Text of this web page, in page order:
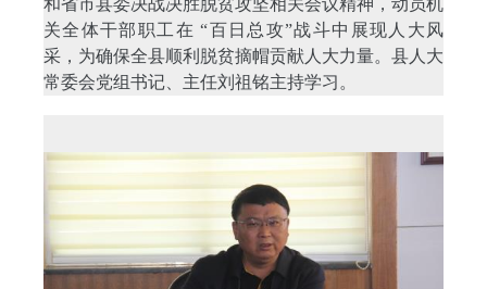
和省市县委决战决胜脱贫攻坚相关会议精神，动员机
关全体干部职工在 “百日总攻”战斗中展现人大风
采，为确保全县顺利脱贫摘帽贡献人大力量。县人大
常委会党组书记、主任刘祖铭主持学习。